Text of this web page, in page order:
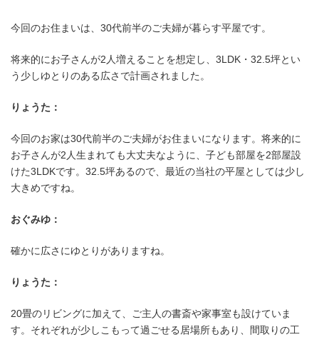
の間取り
今回のお住まいは、30代前半のご夫婦が暮らす平屋です。
将来的にお子さんが2人増えることを想定し、3LDK・32.5坪とい
う少しゆとりのある広さで計画されました。
りょうた：
今回のお家は30代前半のご夫婦がお住まいになります。将来的に
お子さんが2人生まれても大丈夫なように、子ども部屋を2部屋設
けた3LDKです。32.5坪あるので、最近の当社の平屋としては少し
大きめですね。
おぐみゆ：
確かに広さにゆとりがありますね。
りょうた：
20畳のリビングに加えて、ご主人の書斎や家事室も設けていま
す。それぞれが少しこもって過ごせる居場所もあり、間取りの工